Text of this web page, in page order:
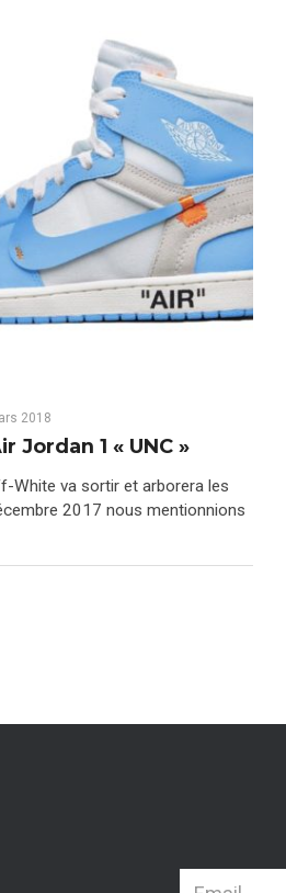
2018
Jordan 1 « UNC »
White va sortir et arborera les
2017 nous mentionnions